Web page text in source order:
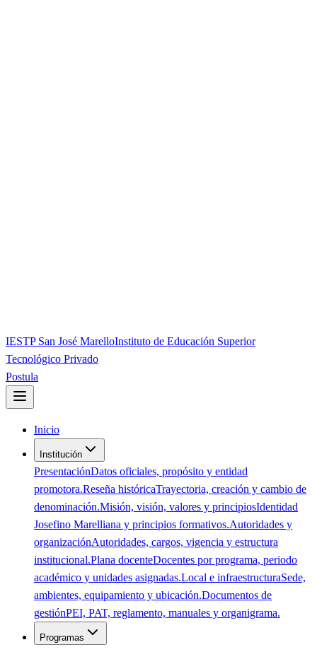
IESTP San José MarelloInstituto de Educación Superior
Tecnológico Privado
Postula
Inicio
Institución
PresentaciónDatos oficiales, propósito y entidad
promotora.Reseña históricaTrayectoria, creación y cambio de
denominación.Misión, visión, valores y principiosIdentidad
Josefino Marelliana y principios formativos.Autoridades y
organizaciónAutoridades, cargos, vigencia y estructura
institucional.Plana docenteDocentes por programa, periodo
académico y unidades asignadas.Local e infraestructuraSede,
ambientes, equipamiento y ubicación.Documentos de
gestiónPEI, PAT, reglamento, manuales y organigrama.
Programas